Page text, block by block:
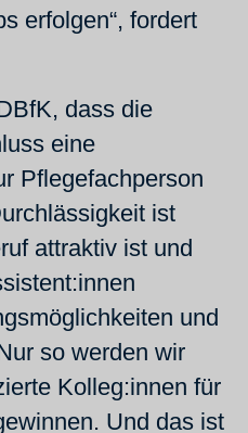
erfolgen“, fordert
dass die
eine
Pflegefachperson
ist
attraktiv ist und
und
so werden wir
Kolleg:innen für
Und das ist